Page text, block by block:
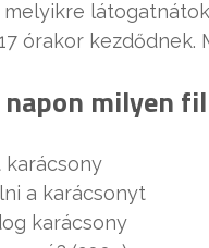
melyikre
órakor kezdődnek.
milyen
karácsony
a karácsonyt
karácsony